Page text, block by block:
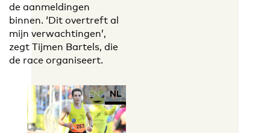
de aanmeldingen
binnen. ‘Dit overtreft al
mijn verwachtingen’,
zegt Tijmen Bartels, die
de race organiseert.
EN NL